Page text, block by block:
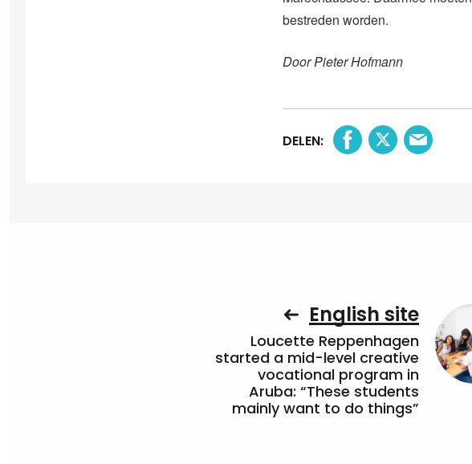
bestreden worden.
Door Pieter Hofmann
DELEN:
English site
Loucette Reppenhagen
started a mid-level creative
vocational program in
Aruba: “These students
mainly want to do things”